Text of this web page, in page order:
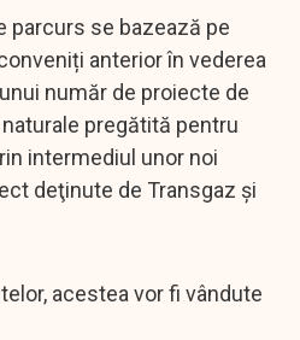
parcurs se bazează pe
anterior în vederea
număr de proiecte de
pregătită pentru
intermediul unor noi
deţinute de Transgaz şi
acestea vor fi vândute